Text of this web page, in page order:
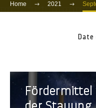
Home 2021
Date
Fördermittel